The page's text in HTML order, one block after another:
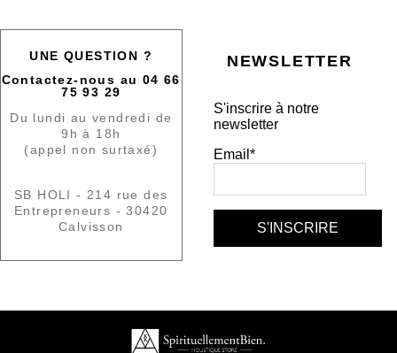
UNE QUESTION ?
Contactez-nous au 04 66
75 93 29
Du lundi au vendredi de
9h à 18h
(appel non surtaxé)
SB HOLI - 214 rue des
Entrepreneurs - 30420
Calvisson
NEWSLETTER
S'inscrire à notre
newsletter
Email*